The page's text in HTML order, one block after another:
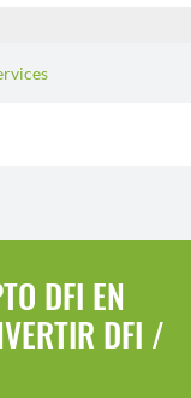
DFI EN
DFI /